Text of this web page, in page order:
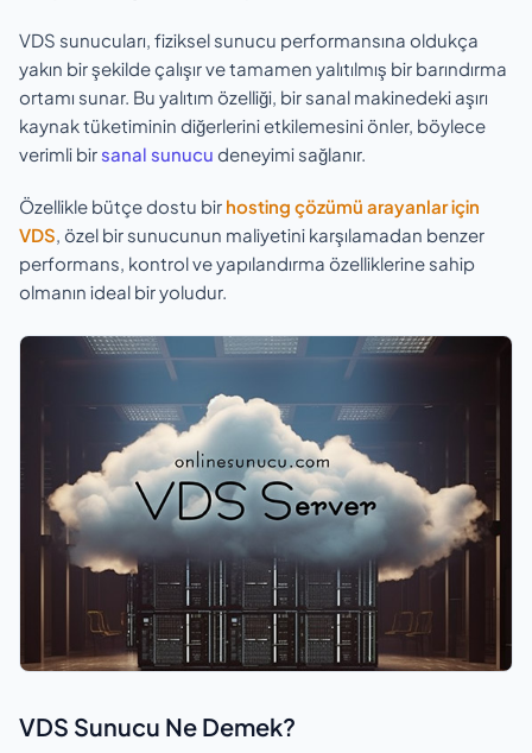
VDS sunucuları, fiziksel sunucu performansına oldukça
yakın bir şekilde çalışır ve tamamen yalıtılmış bir barındırma
ortamı sunar. Bu yalıtım özelliği, bir sanal makinedeki aşırı
kaynak tüketiminin diğerlerini etkilemesini önler, böylece
verimli birsanal sunucu deneyimi sağlanır.
Özellikle bütçe dostu bir hosting çözümü arayanlar için
VDS, özel bir sunucunun maliyetini karşılamadan benzer
performans, kontrol ve yapılandırma özelliklerine sahip
olmanın ideal bir yoludur.
VDS Sunucu Ne Demek?